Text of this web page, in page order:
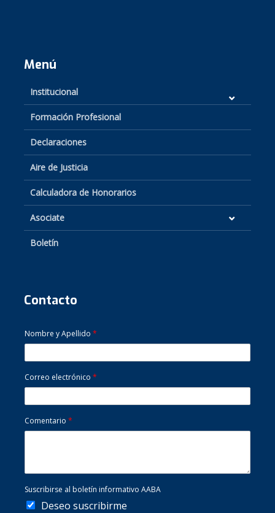
Menú
Institucional
Formación Profesional
Declaraciones
Aire de Justicia
Calculadora de Honorarios
Asociate
Boletín
Contacto
Nombre y Apellido *
Correo electrónico *
Comentario *
Suscribirse al boletín informativo AABA
Deseo suscribirme